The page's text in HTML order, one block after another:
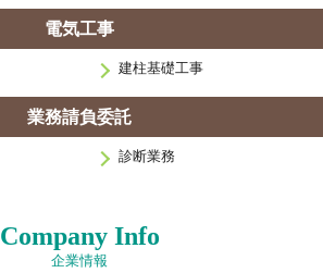
電気工事
建柱基礎工事
業務請負委託
診断業務
Company Info
企業情報